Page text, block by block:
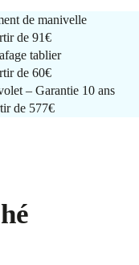
de manivelle
de91€
tablier
de60€
– Garantie 10 ans
de 577€